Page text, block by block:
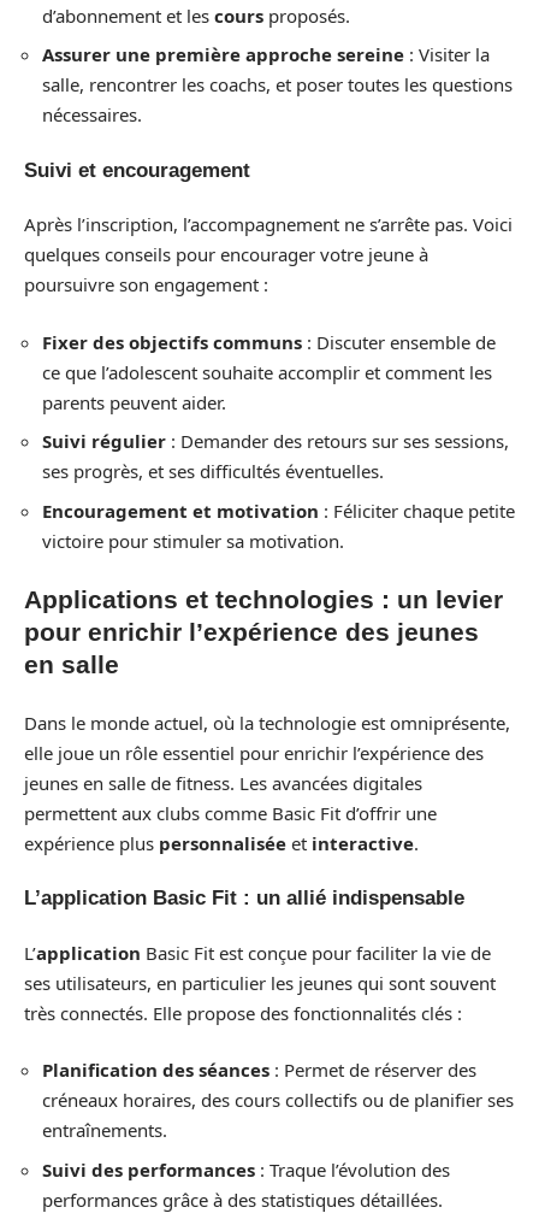
d’abonnement et les cours proposés.
Assurer une première approche sereine : Visiter la
salle, rencontrer les coachs, et poser toutes les questions
nécessaires.
Suivi et encouragement
Après l’inscription, l’accompagnement ne s’arrête pas. Voici
quelques conseils pour encourager votre jeune à
poursuivre son engagement :
Fixer des objectifs communs : Discuter ensemble de
ce que l’adolescent souhaite accomplir et comment les
parents peuvent aider.
Suivi régulier : Demander des retours sur ses sessions,
ses progrès, et ses difficultés éventuelles.
Encouragement et motivation : Féliciter chaque petite
victoire pour stimuler sa motivation.
Applications et technologies : un levier
pour enrichir l’expérience des jeunes
en salle
Dans le monde actuel, où la technologie est omniprésente,
elle joue un rôle essentiel pour enrichir l’expérience des
jeunes en salle de fitness. Les avancées digitales
permettent aux clubs comme Basic Fit d’offrir une
expérience plus personnalisée et interactive.
L’application Basic Fit : un allié indispensable
L’application Basic Fit est conçue pour faciliter la vie de
ses utilisateurs, en particulier les jeunes qui sont souvent
très connectés. Elle propose des fonctionnalités clés :
Planification des séances : Permet de réserver des
créneaux horaires, des cours collectifs ou de planifier ses
entraînements.
Suivi des performances : Traque l’évolution des
performances grâce à des statistiques détaillées.